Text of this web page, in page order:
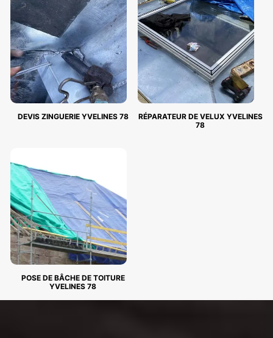
DEVIS ZINGUERIE YVELINES 78
RÉPARATEUR DE VELUX YVELINES
78
POSE DE BÂCHE DE TOITURE
YVELINES 78